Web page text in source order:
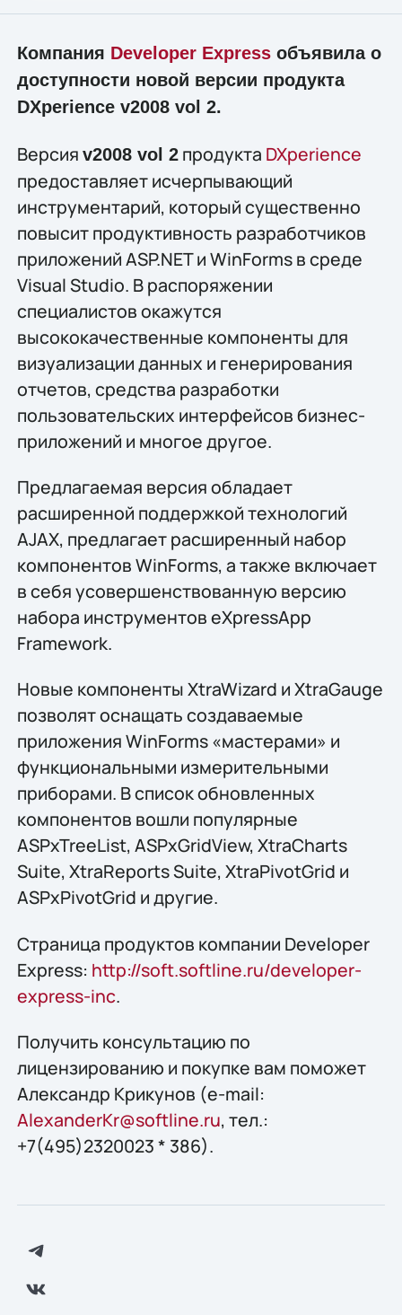
Компания Developer Expressобъявила о
доступности новой версии продукта
DXperience v2008 vol 2.
Версия v2008 vol 2продукта DXperience
предоставляет исчерпывающий
инструментарий, который существенно
повысит продуктивность разработчиков
приложений ASP.NET и WinForms в среде
Visual Studio. В распоряжении
специалистов окажутся
высококачественные компоненты для
визуализации данных и генерирования
отчетов, средства разработки
пользовательских интерфейсов бизнес-
приложений и многое другое.
Предлагаемая версия обладает
расширенной поддержкой технологий
AJAX, предлагает расширенный набор
компонентов WinForms, а также включает
в себя усовершенствованную версию
набора инструментов eXpressApp
Framework.
Новые компоненты XtraWizard и XtraGauge
позволят оснащать создаваемые
приложения WinForms «мастерами» и
функциональными измерительными
приборами. В список обновленных
компонентов вошли популярные
ASPxTreeList, ASPxGridView, XtraCharts
Suite, XtraReports Suite, XtraPivotGrid и
ASPxPivotGrid и другие.
Страница продуктов компании Developer
Express: http://soft.softline.ru/developer-
express-inc.
Получить конcультацию по
лицензированию и покупке вам поможет
Александр Крикунов (e-mail:
AlexanderKr@softline.ru, тел.:
+7(495)2320023 * 386).